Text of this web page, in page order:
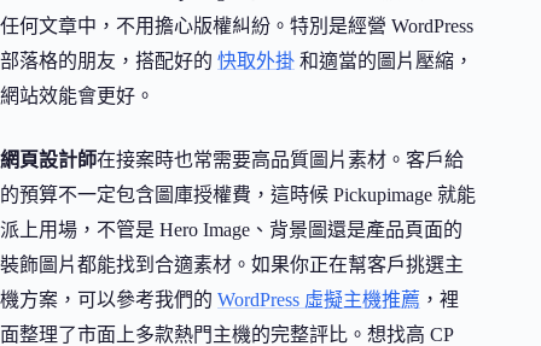
任何文章中，不用擔心版權糾紛。特別是經營 WordPress
部落格的朋友，搭配好的 快取外掛 和適當的圖片壓縮，
網站效能會更好。
網頁設計師在接案時也常需要高品質圖片素材。客戶給
的預算不一定包含圖庫授權費，這時候 Pickupimage 就能
派上用場，不管是 Hero Image、背景圖還是產品頁面的
裝飾圖片都能找到合適素材。如果你正在幫客戶挑選主
機方案，可以參考我們的 WordPress 虛擬主機推薦 ，裡
面整理了市面上多款熱門主機的完整評比。想找高 CP